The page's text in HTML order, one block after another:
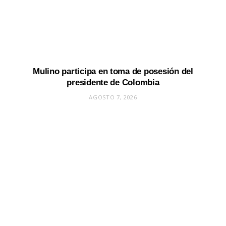
Mulino participa en toma de posesión del
presidente de Colombia
AGOSTO 7, 2026